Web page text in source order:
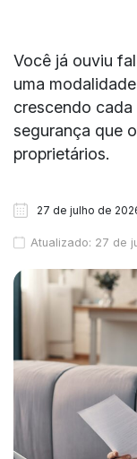
Você já ouviu
uma
crescendo
segurança que
proprietários.
27 de julho de
Atualizado: 27 de